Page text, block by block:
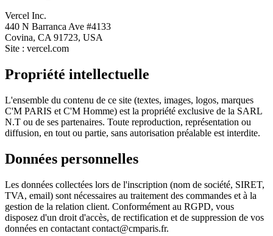
Vercel Inc.
440 N Barranca Ave #4133
Covina, CA 91723, USA
Site : vercel.com
Propriété intellectuelle
L'ensemble du contenu de ce site (textes, images, logos, marques
C'M PARIS et C'M Homme) est la propriété exclusive de la SARL
N.T ou de ses partenaires. Toute reproduction, représentation ou
diffusion, en tout ou partie, sans autorisation préalable est interdite.
Données personnelles
Les données collectées lors de l'inscription (nom de société, SIRET,
TVA, email) sont nécessaires au traitement des commandes et à la
gestion de la relation client. Conformément au RGPD, vous
disposez d'un droit d'accès, de rectification et de suppression de vos
données en contactant contact@cmparis.fr.